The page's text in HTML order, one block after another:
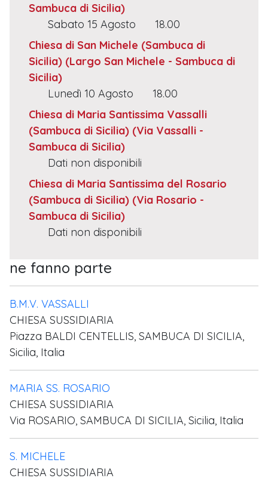
Sambuca di Sicilia)
Sabato 15 Agosto
18.00
Chiesa di San Michele (Sambuca di
Sicilia) (Largo San Michele - Sambuca di
Sicilia)
Lunedì 10 Agosto
18.00
Chiesa di Maria Santissima Vassalli
(Sambuca di Sicilia) (Via Vassalli -
Sambuca di Sicilia)
Dati non disponibili
Chiesa di Maria Santissima del Rosario
(Sambuca di Sicilia) (Via Rosario -
Sambuca di Sicilia)
Dati non disponibili
ne fanno parte
B.M.V. VASSALLI
CHIESA SUSSIDIARIA
Piazza BALDI CENTELLIS, SAMBUCA DI SICILIA,
Sicilia, Italia
MARIA SS. ROSARIO
CHIESA SUSSIDIARIA
Via ROSARIO, SAMBUCA DI SICILIA, Sicilia, Italia
S. MICHELE
CHIESA SUSSIDIARIA